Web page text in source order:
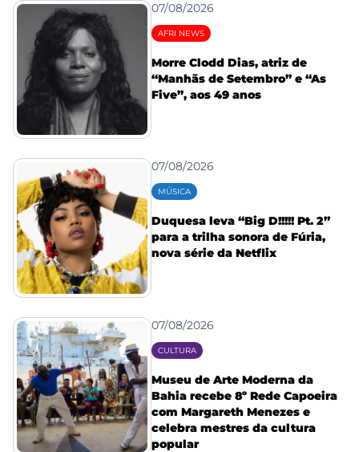
07/08/2026
AFRI NEWS
Morre Clodd Dias, atriz de
“Manhãs de Setembro” e “As
Five”, aos 49 anos
07/08/2026
MÚSICA
Duquesa leva “Big D!!!!! Pt. 2”
para a trilha sonora de Fúria,
nova série da Netflix
07/08/2026
CULTURA
Museu de Arte Moderna da
Bahia recebe 8º Rede Capoeira
com Margareth Menezes e
celebra mestres da cultura
popular